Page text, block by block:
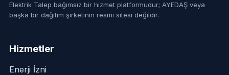
Elektrik Talep bağımsız bir hizmet platformudur; AYEDAŞ veya
başka bir dağıtım şirketinin resmi sitesi değildir.
Hizmetler
Enerji İzni